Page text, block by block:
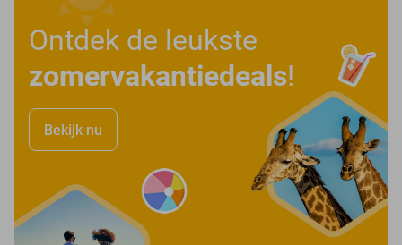
Ontdek de leukste
zomervakantiedeals!
Bekijk nu